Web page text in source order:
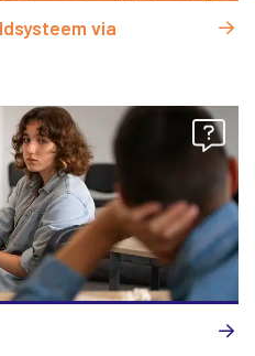
via